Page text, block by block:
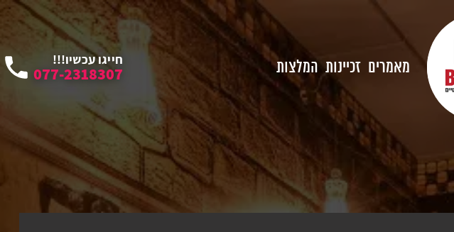
מאמרים זכיינות המלצות חייגו עכשיו!!!
077-2318307